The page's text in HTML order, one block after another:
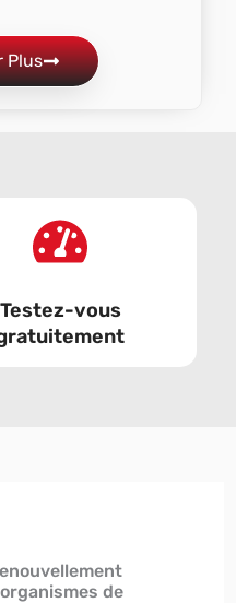
Plus
Testez-vous
de